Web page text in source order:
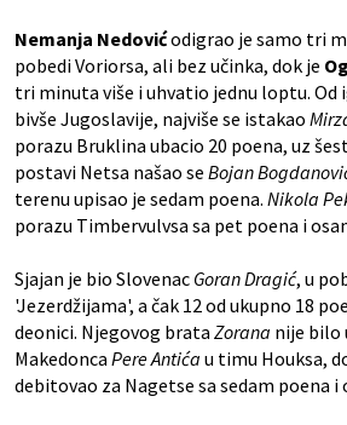
Nemanja Nedovićodigrao je samo tri
pobedi Voriorsa, ali bez učinka, dok je
tri minuta više i uhvatio jednu loptu. Od
bivše Jugoslavije, najviše se istakao
porazu Bruklina ubacio 20 poena, uz
postavi Netsa našao se Bojan
terenu upisao je sedam poena. Nikola
porazu Timbervulvsa sa pet poena i
Sjajan je bio Slovenac Goran Dragić, u
'Jezerdžijama', a čak 12 od ukupno 18
deonici. Njegovog brata Zorana nije bilo
Makedonca Pere Antića u timu Houksa,
debitovao za Nagetse sa sedam poena